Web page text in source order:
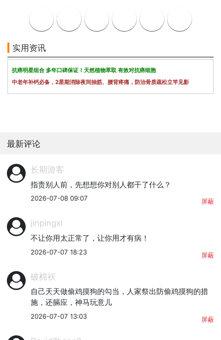
实用资讯
抗癌明星组合 多年口碑保证！天然植物萃取 有效对抗癌细胞
中老年补钙必备，2星期消除夜间抽筋、腰背疼痛，防治骨质疏松立竿见影
最新评论
长期游客
指责别人前，先想想你对别人都干了什么？
2026-07-08 09:07 屏蔽
jinpingxi
不让你用太正常了，让你用才有病！
2026-07-07 18:23 屏蔽
破棉袄
自己天天做偷鸡摸狗的勾当，人家祭出防偷鸡摸狗的措
施，还膈应，神马玩意儿
2026-07-07 13:03 屏蔽